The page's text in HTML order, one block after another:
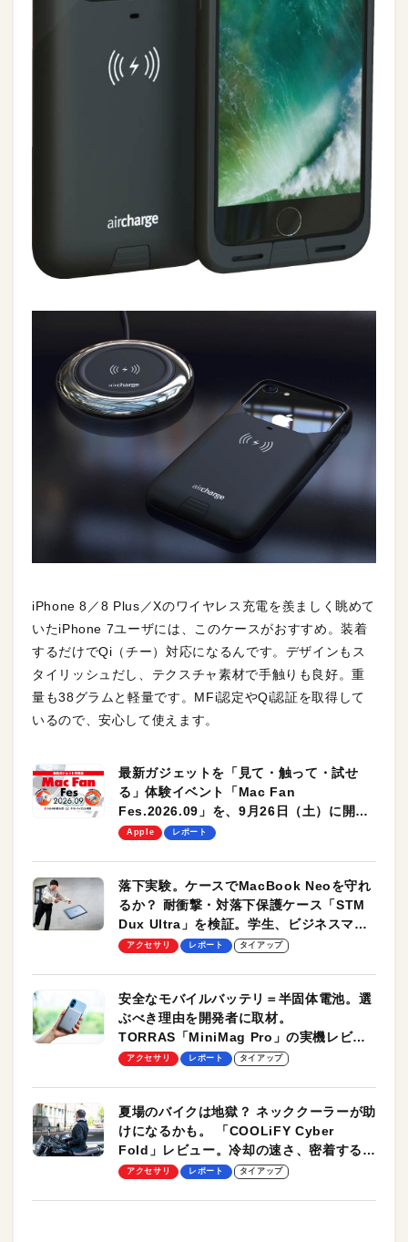
iPhone 8／8 Plus／Xのワイヤレス充電を羨ましく眺めて
いたiPhone 7ユーザには、このケースがおすすめ。装着
するだけでQi（チー）対応になるんです。デザインもス
タイリッシュだし、テクスチャ素材で手触りも良好。重
量も38グラムと軽量です。MFi認定やQi認証を取得して
いるので、安心して使えます。
最新ガジェットを「見て・触って・試せ
る」体験イベント「Mac Fan
Fes.2026.09」を、9月26日（土）に開催
します！
Apple レポート
落下実験。ケースでMacBook Neoを守れ
るか？ 耐衝撃・対落下保護ケース「STM
Dux Ultra」を検証。学生、ビジネスマン
のモバイルユースに最適！
アクセサリ レポート タイアップ
安全なモバイルバッテリ＝半固体電池。選
ぶべき理由を開発者に取材。
TORRAS「MiniMag Pro」の実機レビュ
ーも
アクセサリ レポート タイアップ
夏場のバイクは地獄？ ネッククーラーが助
けになるかも。 「COOLiFY Cyber
Fold」レビュー。冷却の速さ、密着する冷
却プレート、シンプルな操作性がグッド！
アクセサリ レポート タイアップ